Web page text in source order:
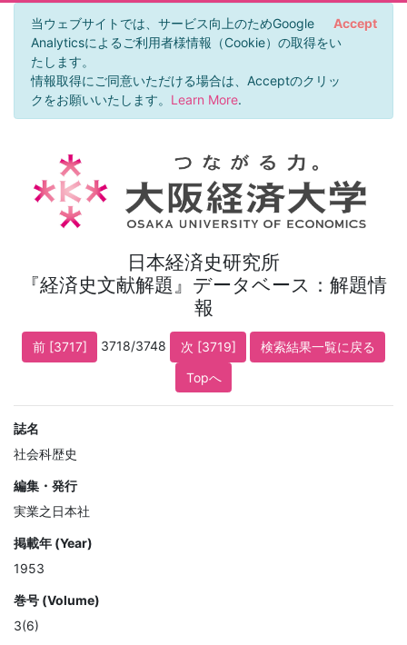
当ウェブサイトでは、サービス向上のためGoogle
Analyticsによるご利用者様情報（Cookie）の取得をい
たします。
情報取得にご同意いただける場合は、Acceptのクリッ
クをお願いいたします。 Learn More.
Accept
日本経済史研究所
『経済史文献解題』データベース：解題情
報
前 [3717] 3718/3748 次 [3719]
検索結果一覧に戻る
Topへ
誌名
社会科歴史
編集・発行
実業之日本社
掲載年 (Year)
1953
巻号 (Volume)
3(6)